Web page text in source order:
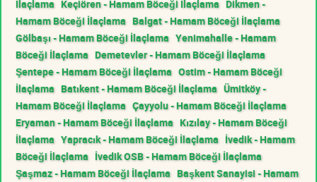
İlaçlama Keçiören - Hamam Böceği İlaçlama Dikmen -
Hamam Böceği İlaçlama Balgat - Hamam Böceği İlaçlama
Gölbaşı - Hamam Böceği İlaçlama Yenimahalle - Hamam
Böceği İlaçlama Demetevler - Hamam Böceği İlaçlama
Şentepe - Hamam Böceği İlaçlama Ostim - Hamam Böceği
İlaçlama Batıkent - Hamam Böceği İlaçlama Ümitköy -
Hamam Böceği İlaçlama Çayyolu - Hamam Böceği İlaçlama
Eryaman - Hamam Böceği İlaçlama Kızılay - Hamam Böceği
İlaçlama Yapracık - Hamam Böceği İlaçlama İvedik - Hamam
Böceği İlaçlama İvedik OSB - Hamam Böceği İlaçlama
Şaşmaz - Hamam Böceği İlaçlama Başkent Sanayisi - Hamam